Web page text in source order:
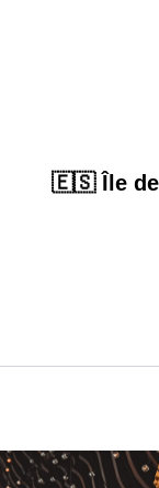
🇪🇸 Île de